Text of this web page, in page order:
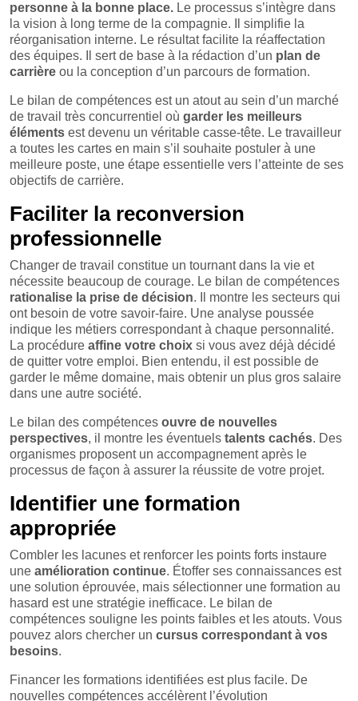
personne à la bonne place. Le processus s’intègre dans
la vision à long terme de la compagnie. Il simplifie la
réorganisation interne. Le résultat facilite la réaffectation
des équipes. Il sert de base à la rédaction d’un plan de
carrière ou la conception d’un parcours de formation.
Le bilan de compétences est un atout au sein d’un marché
de travail très concurrentiel où garder les meilleurs
éléments est devenu un véritable casse-tête. Le travailleur
a toutes les cartes en main s’il souhaite postuler à une
meilleure poste, une étape essentielle vers l’atteinte de ses
objectifs de carrière.
Faciliter la reconversion
professionnelle
Changer de travail constitue un tournant dans la vie et
nécessite beaucoup de courage. Le bilan de compétences
rationalise la prise de décision. Il montre les secteurs qui
ont besoin de votre savoir-faire. Une analyse poussée
indique les métiers correspondant à chaque personnalité.
La procédure affine votre choix si vous avez déjà décidé
de quitter votre emploi. Bien entendu, il est possible de
garder le même domaine, mais obtenir un plus gros salaire
dans une autre société.
Le bilan des compétences ouvre de nouvelles
perspectives, il montre les éventuels talents cachés. Des
organismes proposent un accompagnement après le
processus de façon à assurer la réussite de votre projet.
Identifier une formation
appropriée
Combler les lacunes et renforcer les points forts instaure
une amélioration continue. Étoffer ses connaissances est
une solution éprouvée, mais sélectionner une formation au
hasard est une stratégie inefficace. Le bilan de
compétences souligne les points faibles et les atouts. Vous
pouvez alors chercher un cursus correspondant à vos
besoins.
Financer les formations identifiées est plus facile. De
nouvelles compétences accélèrent l’évolution